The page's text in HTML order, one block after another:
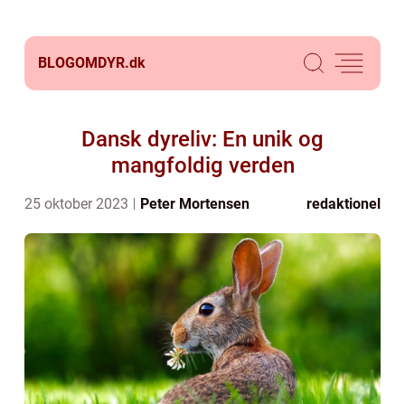
BLOGOMDYR.dk
Dansk dyreliv: En unik og
mangfoldig verden
25 oktober 2023 Peter Mortensen redaktionel